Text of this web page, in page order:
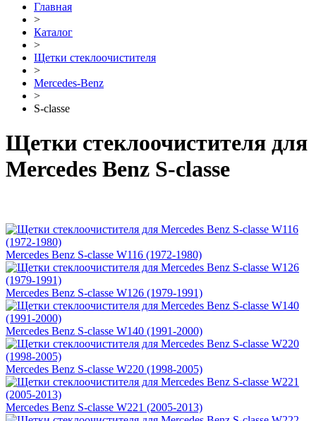
Главная
>
Каталог
>
Щетки стеклоочистителя
>
Mercedes-Benz
>
S-classe
Щетки стеклоочистителя для
Mercedes Benz S-classe
Mercedes Benz S-classe W116 (1972-1980)
Mercedes Benz S-classe W126 (1979-1991)
Mercedes Benz S-classe W140 (1991-2000)
Mercedes Benz S-classe W220 (1998-2005)
Mercedes Benz S-classe W221 (2005-2013)